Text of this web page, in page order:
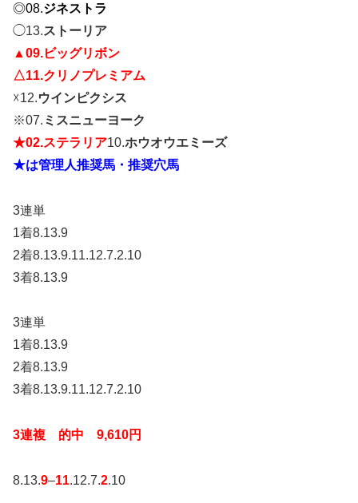
◎08.ジネストラ
◯13.ストーリア
▲09.ビッグリボン
△11.クリノプレミアム
☓12.ウインピクシス
※07. ミスニューヨーク
★02.ステラリア10.ホウオウエミーズ
★は管理人推奨馬・推奨穴馬
3連単
1着8.13.9
2着8.13.9.11.12.7.2.10
3着8.13.9
3連単
1着8.13.9
2着8.13.9
3着8.13.9.11.12.7.2.10
3連複 的中 9,610円
8.13.9–11.12.7.2.10